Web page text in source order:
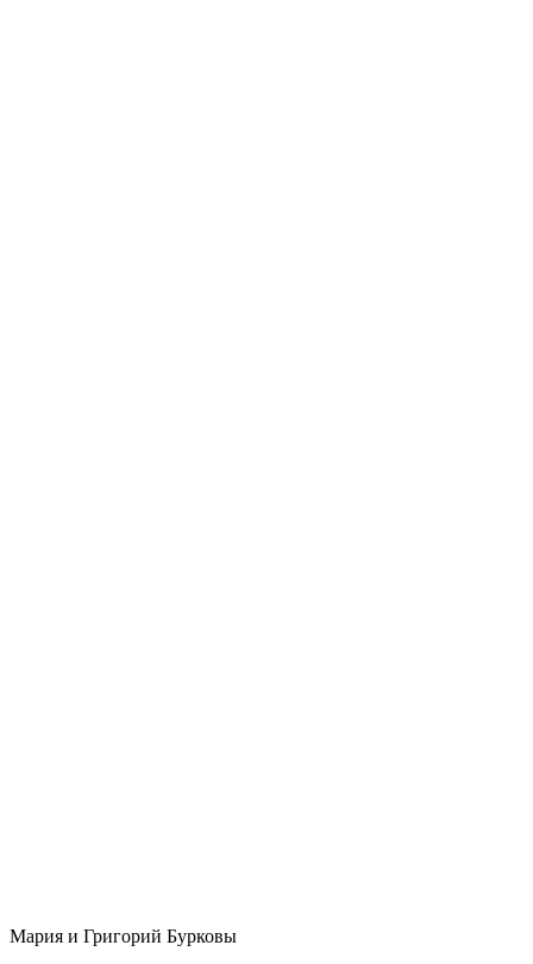
Мария и Григорий Бурковы